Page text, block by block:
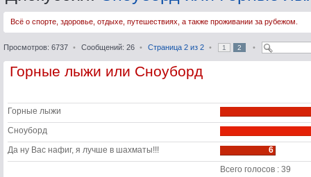
Всё о спорте, здоровье, отдыхе, путешествиях, а также проживании за рубежом.
Просмотров: 6737 • Сообщений: 26 • Страница 2из 2 • 1 2 •
Горные лыжи или Сноуборд
Горные лыжи
Сноуборд
Да ну Вас нафиг, я лучше в шахматы!!!
6
Всего голосов : 39